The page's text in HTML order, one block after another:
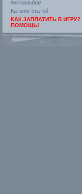
Фотоальбом
Каталог статей
КАК ЗАПЛАТИТЬ В ИГРУ?
ПОМОЩЬ!